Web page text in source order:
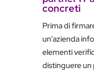
concreti
Prima di
un'azienda
elementi
distinguere un